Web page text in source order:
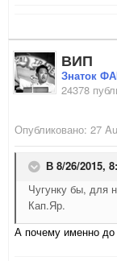
ВИП
Знаток
24378
Опубликовано: 27
В 8/26/2015,
Чугунку бы, для
Кап.Яр.
А почему именно до